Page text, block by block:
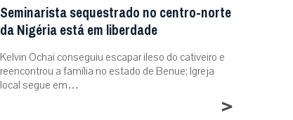
Seminarista sequestrado no centro-norte
da Nigéria está em liberdade
Kelvin Ochai conseguiu escapar ileso do cativeiro e
reencontrou a família no estado de Benue; Igreja
local segue em…
>